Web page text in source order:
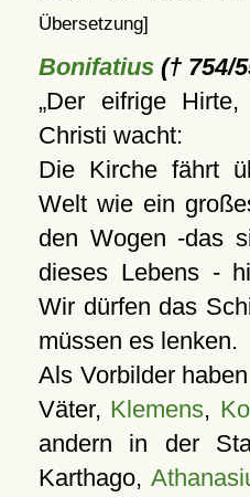
Übersetzung]
Bonifatius(† 754/
Der eifrige
Christi wacht:
Die Kirche fährt
Welt wie ein
den Wogen -das
dieses Lebens -
Wir dürfen das
müssen es lenken.
Als Vorbilder
Väter, Klemens,
andern in der
Karthago,